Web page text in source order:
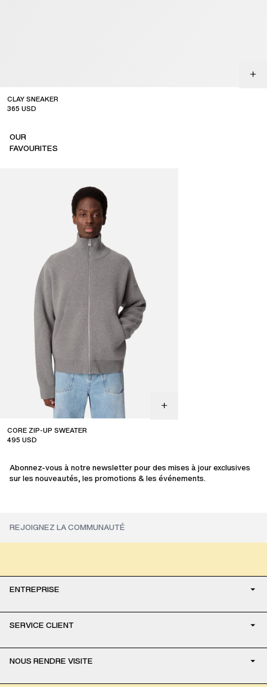
CLAY SNEAKER
365 USD
OUR
FAVOURITES
CORE ZIP-UP SWEATER
495 USD
Abonnez-vous à notre newsletter pour des mises à jour exclusives
sur les nouveautés, les promotions & les événements.
ENTREPRISE
SERVICE CLIENT
NOUS RENDRE VISITE